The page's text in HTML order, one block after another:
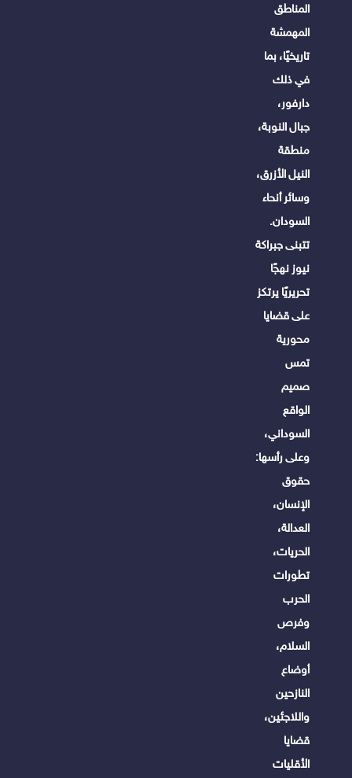
المناطق
المهمشة
تاريخيًا، بما
في ذلك
دارفور،
جبال النوبة،
منطقة
النيل الأزرق،
وسائر أنحاء
السودان.
تتبنى جبراكة
نيوز نهجًا
تحريريًا يرتكز
على قضايا
محورية
تمس
صميم
الواقع
السوداني،
وعلى رأسها:
حقوق
الإنسان،
العدالة،
الحريات،
تطورات
الحرب
وفرص
السلام،
أوضاع
النازحين
واللاجئين،
قضايا
الأقليات